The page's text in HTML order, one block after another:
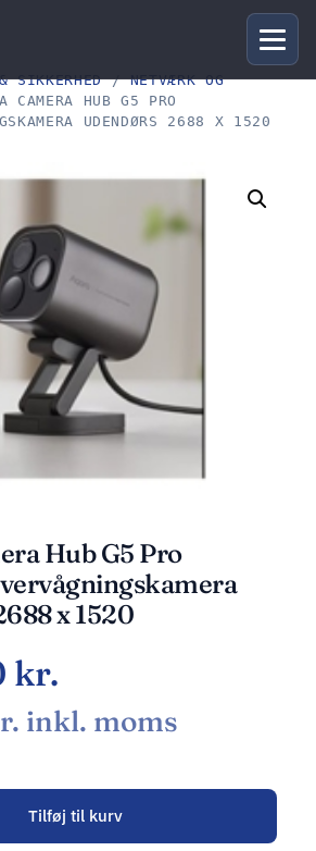
SIKKERHED/NETVÆRK OG
CAMERA HUB G5 PRO
UDENDØRS 2688 X 1520
Hub G5 Pro
x 1520
kr.
inkl. moms
Tilføj til kurv